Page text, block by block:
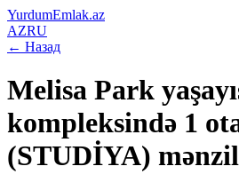
YurdumEmlak.az
AZRU
← Назад
Melisa Park
kompleksində 1
(STUDİYA)